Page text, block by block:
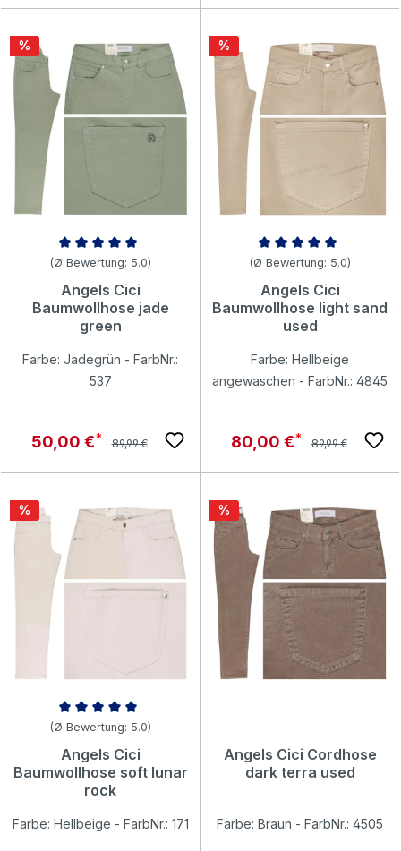
Rabatt
%
Durchschnittliche Bewertung von 5 von 5 Sternen
(Ø Bewertung: 5.0)
Angels Cici
Baumwollhose jade
green
Farbe: Jadegrün - FarbNr.:
537
Verkaufspreis:
50,00 € Regulärer Preis:
89,99 €
Rabatt
%
Durchschnittliche Bewertung
(Ø Bewertung: 5.0)
Angels Cici
Baumwollhose light sand
used
Farbe: Hellbeige
angewaschen - FarbNr.: 4845
Verkaufspreis:
80,00 € Regulärer Preis:
89,99 €
Rabatt
%
Durchschnittliche Bewertung von 5 von 5 Sternen
(Ø Bewertung: 5.0)
Angels Cici
Baumwollhose soft lunar
rock
Farbe: Hellbeige - FarbNr.: 171
Rabatt
%
Angels Cici Cordhose
dark terra used
Farbe: Braun - FarbNr.: 4505